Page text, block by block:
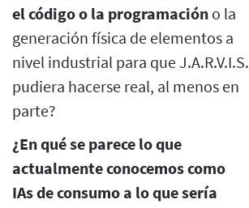
el código o la programación o la
generación física de elementos a
nivel industrial para que J.A.R.V.I.S.
pudiera hacerse real, al menos en
parte?
¿En qué se parece lo que
actualmente conocemos como
IAs de consumo a lo que sería